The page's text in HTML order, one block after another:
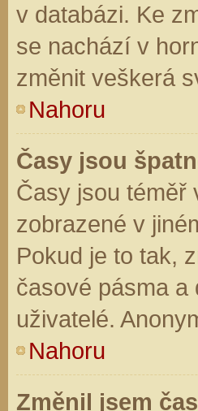
v databázi. Ke
se nachází v
změnit veškerá
Nahoru
Časy jsou
Časy jsou téměř
zobrazené v
Pokud je to tak,
časové pásma a
uživatelé.
Nahoru
Změnil jsem